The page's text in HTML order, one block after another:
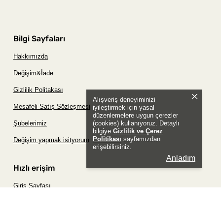
Alışveriş deneyiminizi
iyileştirmek için yasal
düzenlemelere uygun çerezler
(cookies) kullanıyoruz. Detaylı
bilgiye Gizlilik ve Çerez
Politikası sayfamızdan
erişebilirsiniz.
Anladım
Bilgi Sayfaları
Hakkımızda
Değişim&İade
Gizlilik Politakası
Mesafeli Satış Sözleşmesi
Şubelerimiz
Değişim yapmak isityorum
Hızlı erişim
Giriş Sayfası